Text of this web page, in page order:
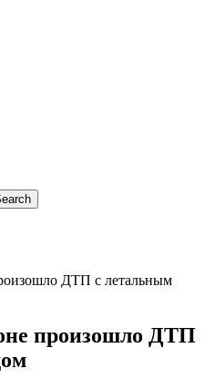
ДТП с летальным
произошло ДТП